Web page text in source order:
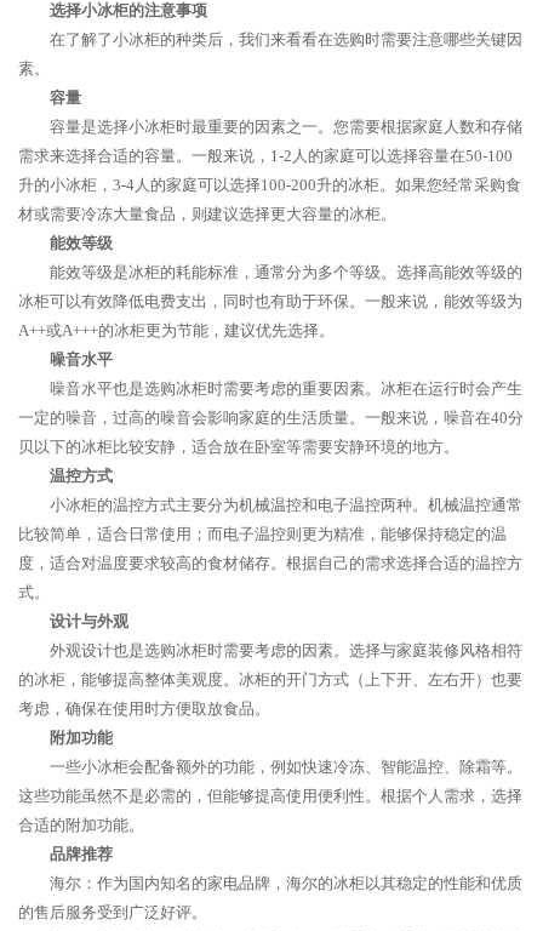
选择小冰柜的注意事项
在了解了小冰柜的种类后，我们来看看在选购时需要注意哪些关键因
素。
容量
容量是选择小冰柜时最重要的因素之一。您需要根据家庭人数和存储
需求来选择合适的容量。一般来说，1-2人的家庭可以选择容量在50-100
升的小冰柜，3-4人的家庭可以选择100-200升的冰柜。如果您经常采购食
材或需要冷冻大量食品，则建议选择更大容量的冰柜。
能效等级
能效等级是冰柜的耗能标准，通常分为多个等级。选择高能效等级的
冰柜可以有效降低电费支出，同时也有助于环保。一般来说，能效等级为
A++或A+++的冰柜更为节能，建议优先选择。
噪音水平
噪音水平也是选购冰柜时需要考虑的重要因素。冰柜在运行时会产生
一定的噪音，过高的噪音会影响家庭的生活质量。一般来说，噪音在40分
贝以下的冰柜比较安静，适合放在卧室等需要安静环境的地方。
温控方式
小冰柜的温控方式主要分为机械温控和电子温控两种。机械温控通常
比较简单，适合日常使用；而电子温控则更为精准，能够保持稳定的温
度，适合对温度要求较高的食材储存。根据自己的需求选择合适的温控方
式。
设计与外观
外观设计也是选购冰柜时需要考虑的因素。选择与家庭装修风格相符
的冰柜，能够提高整体美观度。冰柜的开门方式（上下开、左右开）也要
考虑，确保在使用时方便取放食品。
附加功能
一些小冰柜会配备额外的功能，例如快速冷冻、智能温控、除霜等。
这些功能虽然不是必需的，但能够提高使用便利性。根据个人需求，选择
合适的附加功能。
品牌推荐
海尔：作为国内知名的家电品牌，海尔的冰柜以其稳定的性能和优质
的售后服务受到广泛好评。